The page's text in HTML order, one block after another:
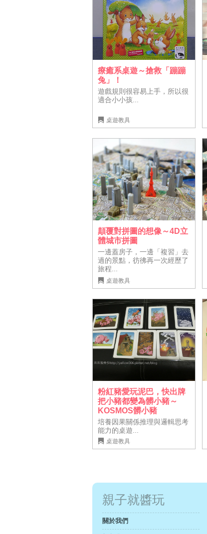
療癒系桌遊～搶救「蹦蹦
兔」！
遊戲規則很容易上手，所以很
適合小小孩...
桌遊教具
顛覆對拼圖的想像～4D立
體城市拼圖
一邊蓋房子，一邊「複習」去
過的景點，彷彿再一次經歷了
旅程...
桌遊教具
粉紅豬愛玩泥巴，快出牌
把小豬都變為髒小豬～
KOSMOS髒小豬
培養因果關係推理與邏輯思考
能力的桌遊...
桌遊教具
親子就醬玩
關於我們